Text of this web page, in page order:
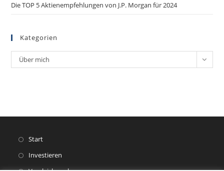
Die TOP 5 Aktienempfehlungen von J.P. Morgan für 2024
Kategorien
Kategorien
Über mich
StartOpens
Investieren